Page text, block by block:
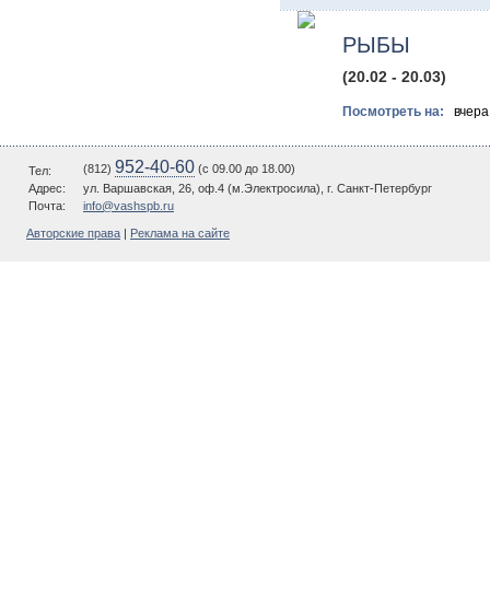
РЫБЫ
(20.02 - 20.03)
Посмотреть на:
Тел: (812) 952-40-60 (c 09.00 до 18.00)
Адрес:
ул. Варшавская, 26, оф.4 (м.Электросила), г. Санкт-Петербург
Почта:
info@vashspb.ru
Авторские права Реклама на сайте